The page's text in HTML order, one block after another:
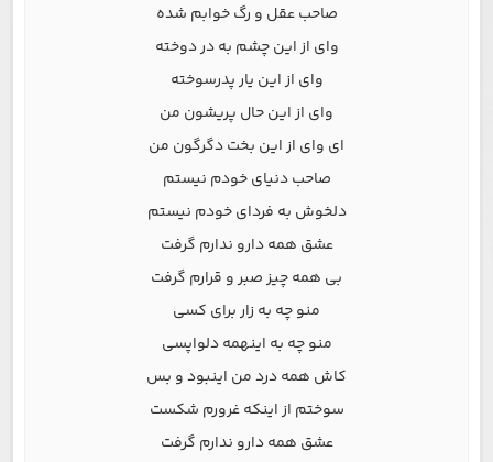
صاحب عقل و رگ خوابم شده
وای از این چشم به در دوخته
وای از این یار پدرسوخته
وای از این حال پریشون من
ای وای از این بخت دگرگون من
صاحب دنیای خودم نیستم
دلخوش به فردای خودم نیستم
عشق همه دارو ندارم گرفت
بی همه چیز صبر و قرارم گرفت
منو چه به زار برای کسی
منو چه به اینهمه دلواپسی
کاش همه درد من اینبود و بس
سوختم از اینکه غرورم شکست
عشق همه دارو ندارم گرفت